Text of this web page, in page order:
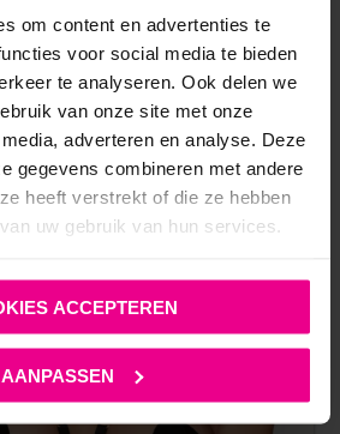
om content en advertenties te
voor social media te bieden
te analyseren. Ook delen we
van onze site met onze
adverteren en analyse. Deze
gegevens combineren met andere
heeft verstrekt of die ze hebben
uw gebruik van hun services.
ACCEPTEREN
AANPASSEN
Op voorraad